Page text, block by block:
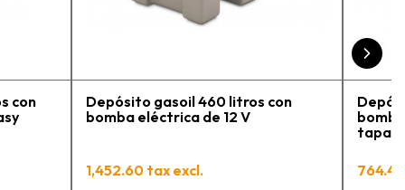
con
Depósito gasoil 460 litros con
bomba eléctrica de 12 V
1,452.60 tax excl.
tapa y